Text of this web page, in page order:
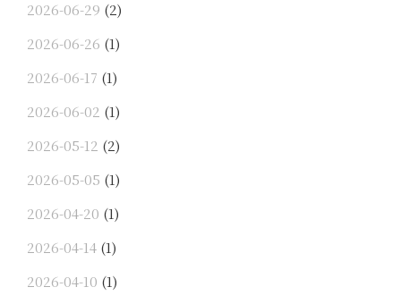
ル”
2026-06-29 (2)
2026-06-26 (1)
2026-06-17 (1)
2026-06-02 (1)
2026-05-12 (2)
2026-05-05 (1)
2026-04-20 (1)
2026-04-14 (1)
2026-04-10 (1)